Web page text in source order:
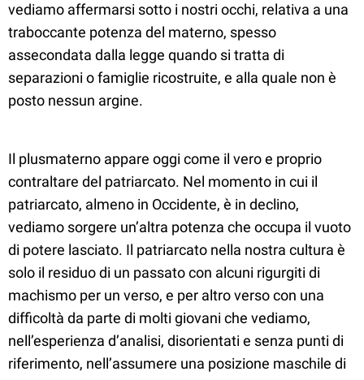
vediamo affermarsi sotto i nostri occhi, relativa a una
traboccante potenza del materno, spesso
assecondata dalla legge quando si tratta di
separazioni o famiglie ricostruite, e alla quale non è
posto nessun argine.
Il plusmaterno appare oggi come il vero e proprio
contraltare del patriarcato. Nel momento in cui il
patriarcato, almeno in Occidente, è in declino,
vediamo sorgere un’altra potenza che occupa il vuoto
di potere lasciato. Il patriarcato nella nostra cultura è
solo il residuo di un passato con alcuni rigurgiti di
machismo per un verso, e per altro verso con una
difficoltà da parte di molti giovani che vediamo,
nell’esperienza d’analisi, disorientati e senza punti di
riferimento, nell’assumere una posizione maschile di